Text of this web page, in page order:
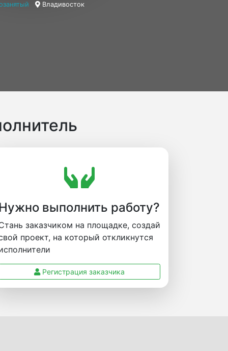
Владивосток
выполнить работу?
заказчиком на площадке, создай
проект, на который откликнутся
Регистрация заказчика